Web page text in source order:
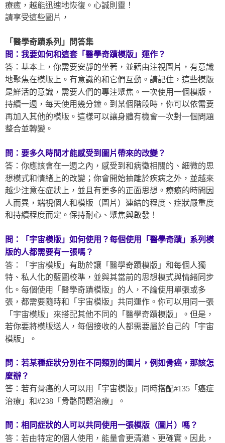
療癒，越能迅速地恢復。心誠則靈！
請享受這些圖片，
「醫學奇蹟系列」問答集
問：我要如何和這套「醫學奇蹟模版」運作？
答：基本上，你需要安靜的坐著，並藉由注視圖片，有意識
地聚焦在模版上。有意識的和它們互動。請記住，這些模版
是鮮活的意識，需要人們的專注聚焦。一次使用一個模版，
持續一週，每天使用幾分鐘。到某個階段時，你可以依需要
再加入其他的模版。這樣可以讓身體有機會一次對一個問題
整合並轉變。
問：要多久時間才能感受到圖片帶來的改變？
答：你應該會在一週之內，感受到和病徵相關的、細微的思
想模式和情緒上的改變；你會開始抽離於疾病之外，並越來
越少注意在症狀上，並且有更多的正面思想。療癒的時間因
人而異，端視個人和模版（圖片）連結的程度、症狀嚴重度
和持續程度而定。保持耐心、聚焦與啟發！
問：「宇宙模版」如何使用？每個使用「醫學奇蹟」系列模
版的人都需要有一張嗎？
答：「宇宙模版」有助於讓「醫學奇蹟模版」和每個人獨
特、私人化的藍圖校準，並與其當前的思想模式與情緒同步
化。每個使用「醫學奇蹟模版」的人，不論使用單張或多
張，都需要隨時和「宇宙模版」共同運作。你可以用同一張
「宇宙模版」來搭配其他不同的「醫學奇蹟模版」。但是，
若你要將模版送人，每個接收的人都需要屬於自己的「宇宙
模版」。
問：若某種症狀分別在不同類別的圖片，例如骨癌，那該怎
麼辦？
答：若有骨癌的人可以用「宇宙模版」同時搭配#135「癌症
治療」和#238「骨骼問題治療」。
問：相同症狀的人可以共同使用一張模版（圖片）嗎？
答：若由特定的個人使用，能量會更清澈、更確實。因此，